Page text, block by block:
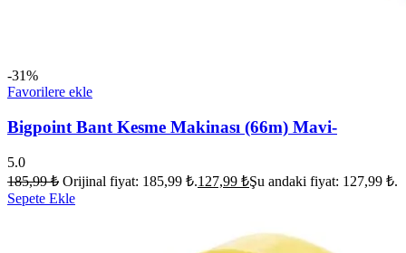
-31%
Favorilere ekle
Bigpoint Bant Kesme Makinası (66m) Mavi-
5.0
185,99₺ Orijinal fiyat: 185,99 ₺.127,99 ₺Şu andaki fiyat: 127,99 ₺.
Sepete Ekle